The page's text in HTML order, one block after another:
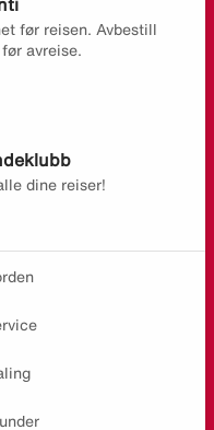
før reisen. Avbestill
avreise.
dine reiser!